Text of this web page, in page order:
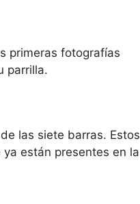
primeras fotografías
parrilla.
las siete barras. Estos
están presentes en la